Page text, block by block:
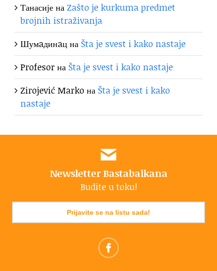
ТанасијенаZašto je kurkuma predmet
brojnih istraživanja
Шумaдинaцна Šta je svest i kako nastaje
Profesorна Šta je svest i kako nastaje
Zirojević Marko на Šta je svest i kako
nastaje
Newsletter Bastabalkana
Budite u toku!
Prijavite se na listu sada!